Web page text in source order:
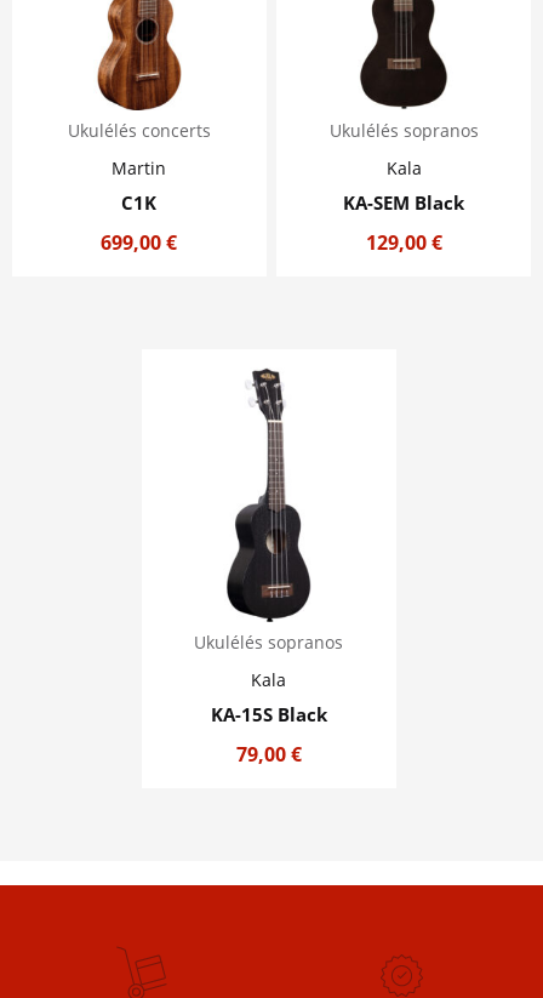
Ukulélés concerts
Martin
C1K
699,00€
Ukulélés sopranos
Kala
KA-SEM Black
129,00€
Ukulélés sopranos
Kala
KA-15S Black
79,00€